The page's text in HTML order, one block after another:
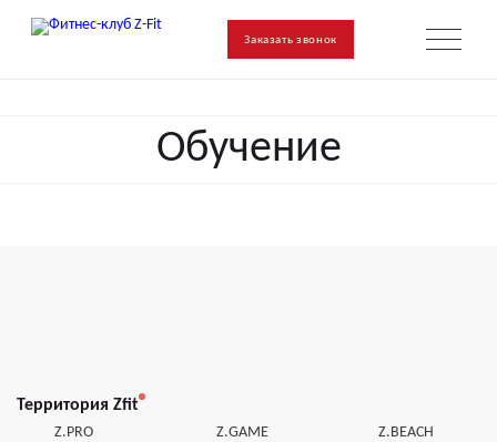
Заказать звонок
Обучение
Территория Zfit
Z.PRO Z.GAME Z.BEACH